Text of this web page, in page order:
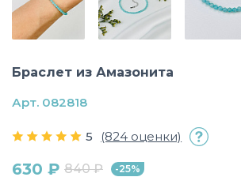
Браслет из Амазонита
5 (824 оценки)
630 ₽ 840 ₽ -25%
Арт. 082818